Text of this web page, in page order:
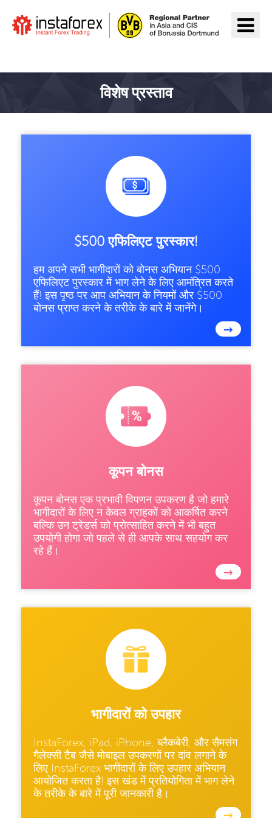
विशेष प्रस्ताव
$500 एफिलिएट पुरस्कार!
हम अपने सभी भागीदारों को बोनस अभियान $500
एफिलिएट पुरस्कार में भाग लेने के लिए आमंत्रित करते
हैं! इस पृष्ठ पर आप अभियान के नियमों और $500
बोनस प्राप्त करने के तरीके के बारे में जानेंगे।
→
कूपन बोनस
कूपन बोनस एक प्रभावी विपणन उपकरण है जो हमारे
भागीदारों के लिए न केवल ग्राहकों को आकर्षित करने
बल्कि उन ट्रेडर्स को प्रोत्साहित करने में भी बहुत
उपयोगी होगा जो पहले से ही आपके साथ सहयोग कर
रहे हैं।
→
भागीदारों को उपहार
InstaForex, iPad, iPhone, ब्लैकबेरी, और सैमसंग
गैलेक्सी टैब जैसे मोबाइल उपकरणों पर दांव लगाने के
लिए InstaForex भागीदारों के लिए उपहार अभियान
आयोजित करता है! इस खंड में प्रतियोगिता में भाग लेने
के तरीके के बारे में पूरी जानकारी है।
→